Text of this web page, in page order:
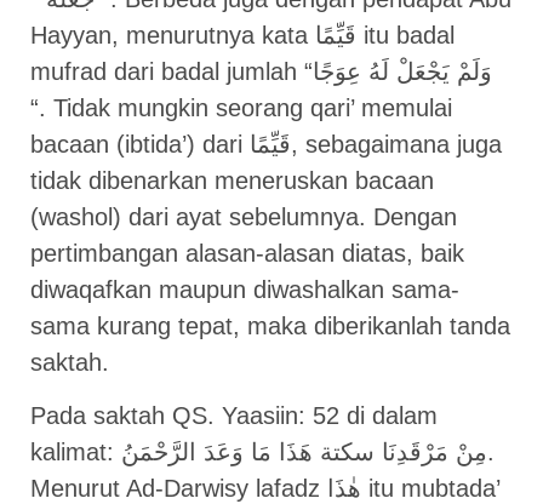
Hayyan, menurutnya kata قَيِّمًا itu badal
mufrad dari badal jumlah “وَلَمْ يَجْعَلْ لَهُ عِوَجًا
“. Tidak mungkin seorang qari’ memulai
bacaan (ibtida’) dari قَيِّمًا, sebagaimana juga
tidak dibenarkan meneruskan bacaan
(washol) dari ayat sebelumnya. Dengan
pertimbangan alasan-alasan diatas, baik
diwaqafkan maupun diwashalkan sama-
sama kurang tepat, maka diberikanlah tanda
saktah.
Pada saktah QS. Yaasiin: 52 di dalam
kalimat: مِنْ مَرْقَدِنَا سكتة هَذَا مَا وَعَدَ الرَّحْمَنُ.
Menurut Ad-Darwisy lafadz هٰذَا itu mubtada’